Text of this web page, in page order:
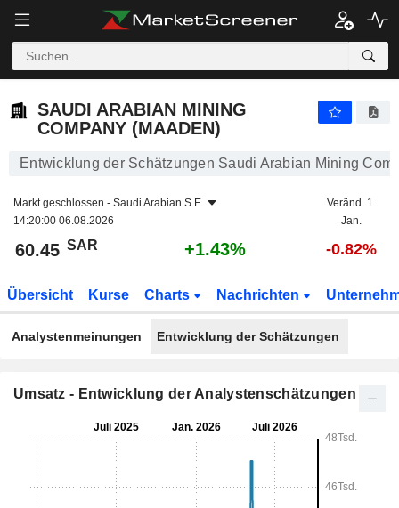
SAUDI ARABIAN MINING
COMPANY (MAADEN)
Entwicklung der Schätzungen Saudi Arabian Mining
Markt geschlossen - Saudi Arabian S.E.
14:20:00 06.08.2026
Veränd. 1.
Jan.
60.45 SAR +1.43% -0.82%
Übersicht Kurse Charts Nachrichten
Analystenmeinungen Entwicklung der Schätzungen
Umsatz - Entwicklung der Analystenschätzungen